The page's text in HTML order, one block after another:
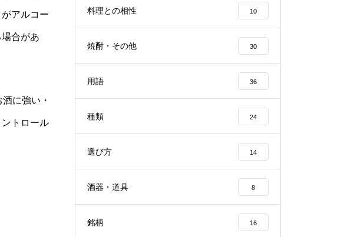
アルコー
合があ
に強い・
トロール
料理との相性 10
焼酎・その他 30
用語 36
種類 24
選び方 14
酒器・道具 8
銘柄 16